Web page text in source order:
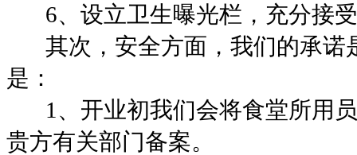
6、设立卫生曝光栏，充分接
其次，安全方面，我们的承
是：
1 、开业初我们会将食堂所用
贵方有关部门备案。